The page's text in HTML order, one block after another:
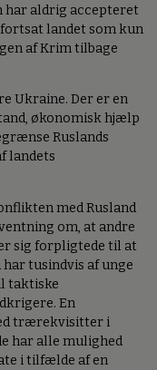
aldrig accepteret
landet som kun
af Krim tilbage
Ukraine. Der er en
økonomisk hjælp
Ruslands
landets
med Rusland
om, at andre
sig forpligtede til at
tusindvis af unge
taktiske
En
trærekvisitter i
har alle mulighed
i tilfælde af en